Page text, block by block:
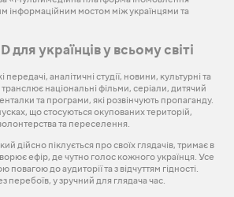
інформаційним мостом між українцями та
українців у всьому світі
передачі, аналітичні студії, новини, культурні та
національні фільми, серіали, дитячий
та програми, які розвінчують пропаганду.
що стосуються окупованих територій,
та переселення.
дійсно піклується про своїх глядачів, тримає в
ефір, де чутно голос кожного українця. Усе
до аудиторії та з відчуттям гідності.
перебоїв, у зручний для глядача час.